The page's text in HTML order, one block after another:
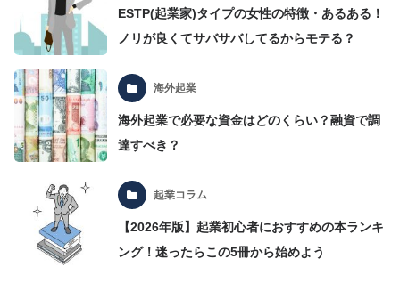
ESTP(起業家)タイプの女性の特徴・あるある！
ノリが良くてサバサバしてるからモテる？
海外起業
海外起業で必要な資金はどのくらい？融資で調
達すべき？
起業コラム
【2026年版】起業初心者におすすめの本ランキ
ング！迷ったらこの5冊から始めよう